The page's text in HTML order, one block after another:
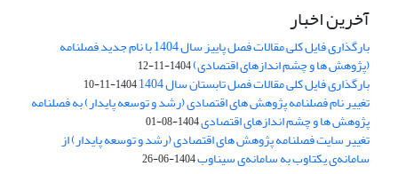
آخرین اخبار
بارگذاری فایل کلی مقالات فصل پاییز سال 1404 با نام جدید فصلنامه
(پژوهش ها و چشم اندازهای اقتصادی)1404-11-12
بارگذاری فایل کلی مقالات فصل تابستان سال 1404 1404-11-10
تغییر نام فصلنامه پژوهش های اقتصادی (رشد و توسعه پایدار) به فصلنامه
پژوهش ها و چشم اندازهای اقتصادی1404-08-01
تغییر سایت فصلنامه پژوهش های اقتصادی (رشد و توسعه پایدار) از
سامانه‌ی یکتاوب به سامانه‌ی سیناوب1404-06-26